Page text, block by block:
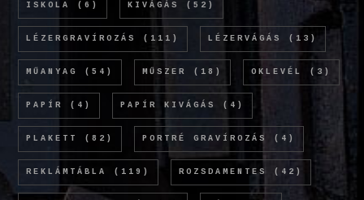
ISKOLA (6) KIVÁGÁS (52)
LÉZERGRAVÍROZÁS (111) LÉZERVÁGÁS (13)
MŰANYAG (54) MŰSZER (18) OKLEVÉL (3)
PAPÍR (4) PAPÍR KIVÁGÁS (4)
PLAKETT (82) PORTRÉ GRAVÍROZÁS (4)
REKLÁMTÁBLA (119) ROZSDAMENTES (42)